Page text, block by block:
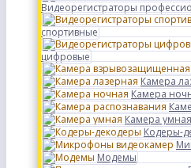
Видеорегистраторы
спортивные
цифровые
Камера
Камера
Камера умная
Кодеры-
Модемы